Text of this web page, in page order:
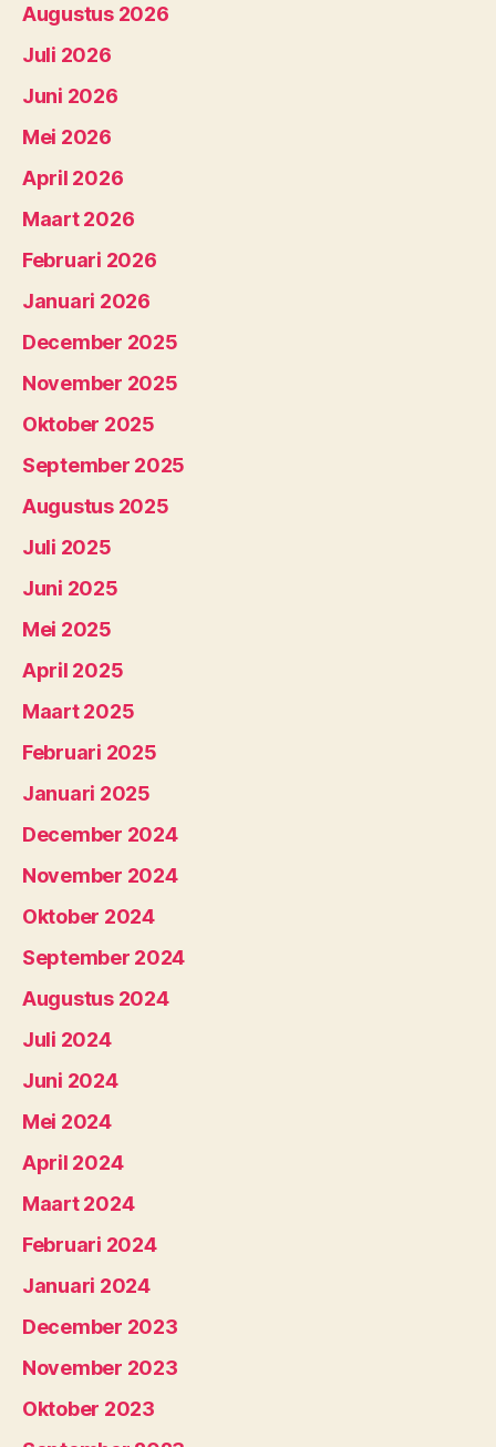
Augustus 2026
Juli 2026
Juni 2026
Mei 2026
April 2026
Maart 2026
Februari 2026
Januari 2026
December 2025
November 2025
Oktober 2025
September 2025
Augustus 2025
Juli 2025
Juni 2025
Mei 2025
April 2025
Maart 2025
Februari 2025
Januari 2025
December 2024
November 2024
Oktober 2024
September 2024
Augustus 2024
Juli 2024
Juni 2024
Mei 2024
April 2024
Maart 2024
Februari 2024
Januari 2024
December 2023
November 2023
Oktober 2023